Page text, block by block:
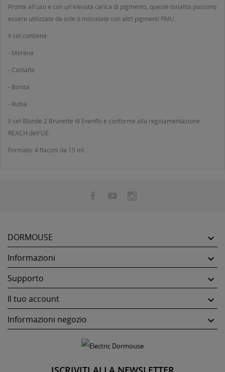
Pronte all'uso e con un'elevata carica di pigmento, queste tonalità possono
essere utilizzate da sole o miscelate con altri pigmenti PMU.
Il set contiene:
- Morena
- Castaña
- Bonita
- Rubia
Il set Blonde 2 Brunette di Evenflo è conforme alla regolamentazione
REACH dell'UE.
Formato: 4 flaconi da 15 ml.
DORMOUSE 
Informazioni 
Supporto 
Il tuo account 
Informazioni negozio 